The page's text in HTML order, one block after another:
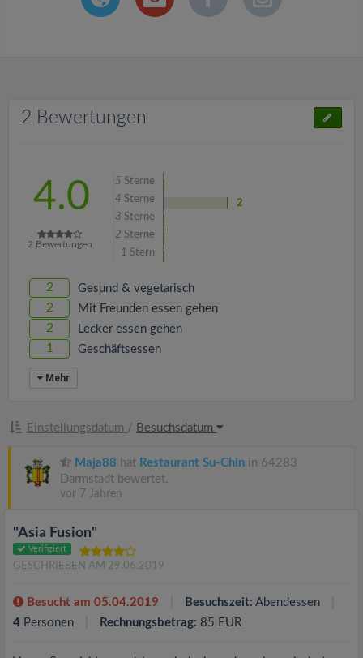
2 Bewertungen
4.0
2 Bewertungen
5 Sterne
4 Sterne
2
3 Sterne
2 Sterne
1 Stern
2 Gesund & vegetarisch
2 Mit Freunden essen gehen
2 Lecker essen gehen
1 Geschäftsessen
Mehr
Einstellungsdatum / Besuchsdatum
Maja88 hat Restaurant Su-Chin in 64283
Darmstadt bewertet.
vor 7 Jahren
"Asia Fusion"
Verifiziert
GESCHRIEBEN AM 29.06.2019
Besucht am 05.04.2019 Besuchszeit: Abendessen
4 Personen Rechnungsbetrag: 85 EUR